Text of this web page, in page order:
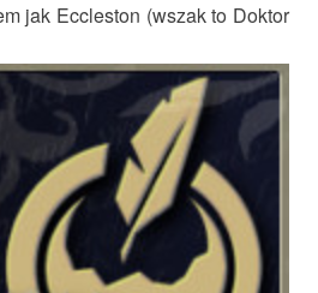
jak Eccleston (wszak to Doktor